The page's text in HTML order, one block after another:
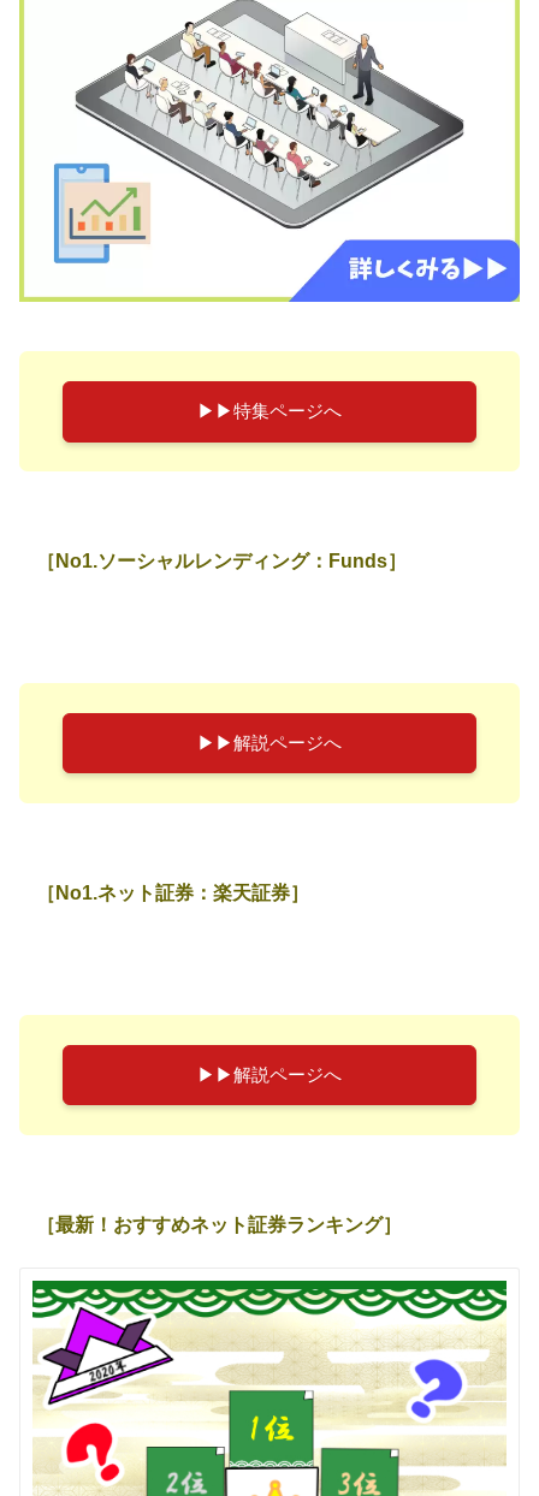
▶︎▶︎特集ページへ
［No1.ソーシャルレンディング：Funds］
▶︎▶︎解説ページへ
［No1.ネット証券：楽天証券］
▶︎▶︎解説ページへ
［最新！おすすめネット証券ランキング］